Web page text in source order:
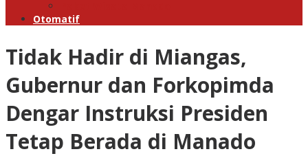
Otomatif
Tidak Hadir di Miangas,
Gubernur dan Forkopimda
Dengar Instruksi Presiden
Tetap Berada di Manado